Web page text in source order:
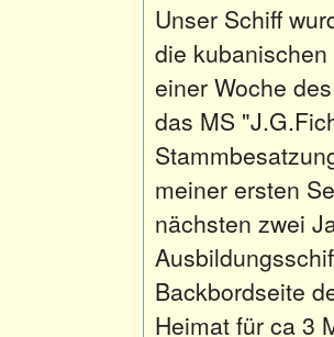
Unser Schiff
die
einer Woche
das MS
meiner ersten
nächsten zwei
Backbordseite
Heimat für ca 3